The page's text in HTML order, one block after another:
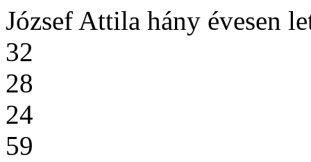
József Attila hány évesen
32
28
24
59